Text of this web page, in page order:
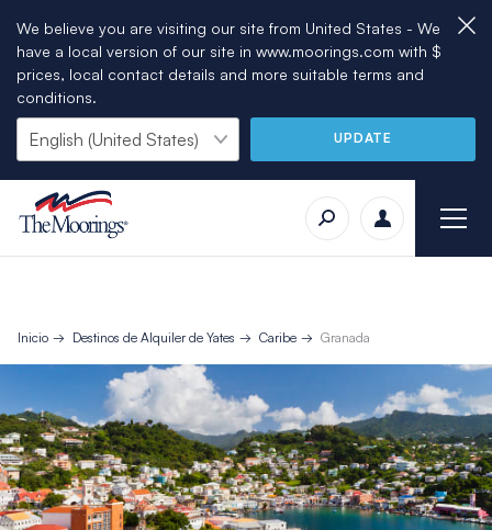
We believe you are visiting our site from United States - We
have a local version of our site in www.moorings.com with $
prices, local contact details and more suitable terms and
conditions.
UPDATE
Inicio Destinos de Alquiler de Yates Caribe Granada